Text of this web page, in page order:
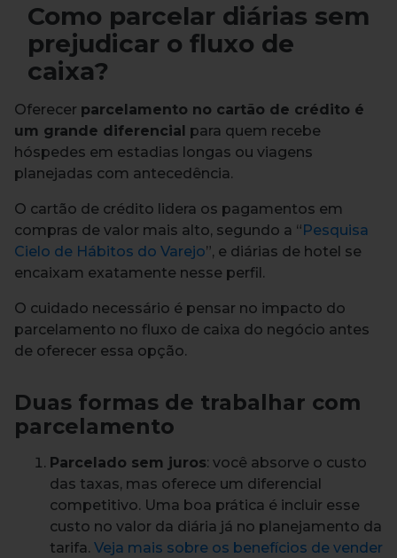
Como parcelar diárias sem
prejudicar o fluxo de
caixa?
Oferecer parcelamento no cartão de crédito é
um grande diferencial para quem recebe
hóspedes em estadias longas ou viagens
planejadas com antecedência.
O cartão de crédito lidera os pagamentos em
compras de valor mais alto, segundo a “ Pesquisa
Cielo de Hábitos do Varejo”, e diárias de hotel se
encaixam exatamente nesse perfil.
O cuidado necessário é pensar no impacto do
parcelamento no fluxo de caixa do negócio antes
de oferecer essa opção.
Duas formas de trabalhar com
parcelamento
Parcelado sem juros: você absorve o custo
das taxas, mas oferece um diferencial
competitivo. Uma boa prática é incluir esse
custo no valor da diária já no planejamento da
tarifa. Veja mais sobre os benefícios de vender